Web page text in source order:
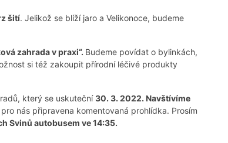
šití. Jelikož se blíží jaro a Velikonoce, budeme
zahrada v praxi“. Budeme povídat o bylinkách,
si též zakoupit přírodní léčivé produkty
který se uskuteční30. 3. 2022. Navštívíme
nás připravena komentovaná prohlídka. Prosím
Svinů autobusem ve 14:35.